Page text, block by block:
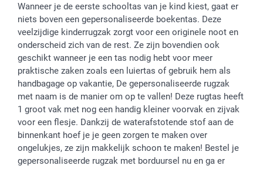
Reviews
Prijslijst
Investor Relations
service@smartphoto.nl
Affiliate partnerprogramma
Partnerships
Influencer partnerprogramma
Huwelijk
Wanneer je de eerste schooltas van je kind kiest, gaat er
niets boven een gepersonaliseerde boekentas. Deze
veelzijdige kinderrugzak zorgt voor een originele noot en
onderscheid zich van de rest. Ze zijn bovendien ook
geschikt wanneer je een tas nodig hebt voor meer
praktische zaken zoals een luiertas of gebruik hem als
handbagage op vakantie, De gepersonaliseerde rugzak
met naam is de manier om op te vallen! Deze rugtas heeft
1 groot vak met nog een handig kleiner voorvak en zijvak
voor een flesje. Dankzij de waterafstotende stof aan de
binnenkant hoef je je geen zorgen te maken over
ongelukjes, ze zijn makkelijk schoon te maken! Bestel je
gepersonaliseerde rugzak met borduursel nu en ga er